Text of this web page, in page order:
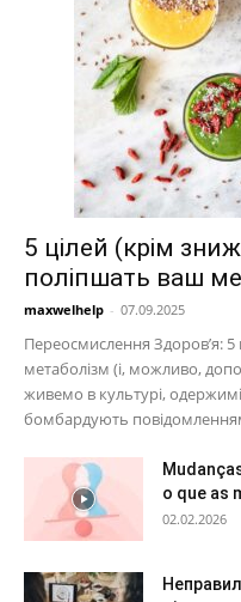
5 цілей (крім
поліпшать ваш
maxwelhelp - 07.09.2025
Переосмислення Здоров’я:
метаболізм (і, можливо,
живемо в культурі,
бомбардують
o que as
02.02.2026